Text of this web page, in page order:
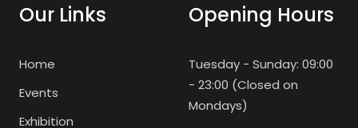
Our Links
Home
Events
Exhibition
Opening Hours
Tuesday - Sunday: 09:00
- 23:00 (Closed on
Mondays)